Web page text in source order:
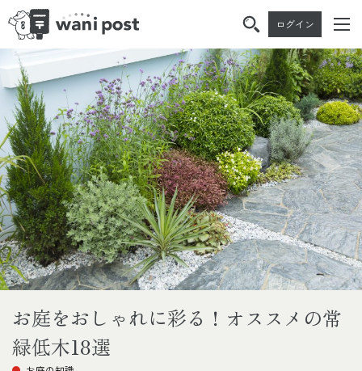
Skip
the
content
Skip
the
Navigation
ログイン
お庭をおしゃれに彩る！オススメの常
緑低木18選